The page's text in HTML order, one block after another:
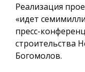
Реализация
«идет
пресс-
строительства
Богомолов.